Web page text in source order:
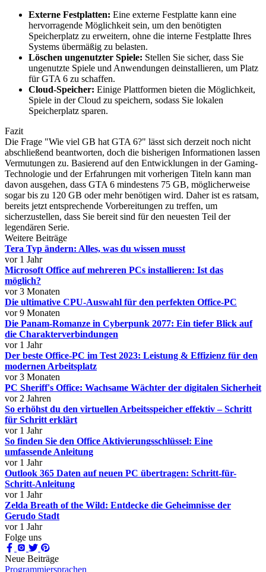
Externe Festplatten: Eine externe Festplatte kann eine
hervorragende Möglichkeit sein, um den benötigten
Speicherplatz zu erweitern, ohne die interne Festplatte Ihres
Systems übermäßig zu belasten.
Löschen ungenutzter Spiele: Stellen Sie sicher, dass Sie
ungenutzte Spiele und Anwendungen deinstallieren, um Platz
für GTA 6 zu schaffen.
Cloud-Speicher: Einige Plattformen bieten die Möglichkeit,
Spiele in der Cloud zu speichern, sodass Sie lokalen
Speicherplatz sparen.
Fazit
Die Frage "Wie viel GB hat GTA 6?" lässt sich derzeit noch nicht
abschließend beantworten, doch die bisherigen Informationen lassen
Vermutungen zu. Basierend auf den Entwicklungen in der Gaming-
Technologie und der Erfahrungen mit vorherigen Titeln kann man
davon ausgehen, dass GTA 6 mindestens 75 GB, möglicherweise
sogar bis zu 120 GB oder mehr benötigen wird. Daher ist es ratsam,
bereits jetzt entsprechende Vorbereitungen zu treffen, um
sicherzustellen, dass Sie bereit sind für den neuesten Teil der
legendären Serie.
Weitere Beiträge
Tera Typ ändern: Alles, was du wissen musst
vor 1 Jahr
Microsoft Office auf mehreren PCs installieren: Ist das
möglich?
vor 3 Monaten
Die ultimative CPU-Auswahl für den perfekten Office-PC
vor 9 Monaten
Die Panam-Romanze in Cyberpunk 2077: Ein tiefer Blick auf
die Charakterverbindungen
vor 1 Jahr
Der beste Office-PC im Test 2023: Leistung & Effizienz für den
modernen Arbeitsplatz
vor 3 Monaten
PC Sheriff's Office: Wachsame Wächter der digitalen Sicherheit
vor 2 Jahren
So erhöhst du den virtuellen Arbeitsspeicher effektiv – Schritt
für Schritt erklärt
vor 1 Jahr
So finden Sie den Office Aktivierungsschlüssel: Eine
umfassende Anleitung
vor 1 Jahr
Outlook 365 Daten auf neuen PC übertragen: Schritt-für-
Schritt-Anleitung
vor 1 Jahr
Zelda Breath of the Wild: Entdecke die Geheimnisse der
Gerudo Stadt
vor 1 Jahr
Folge uns
Neue Beiträge
Programmiersprachen